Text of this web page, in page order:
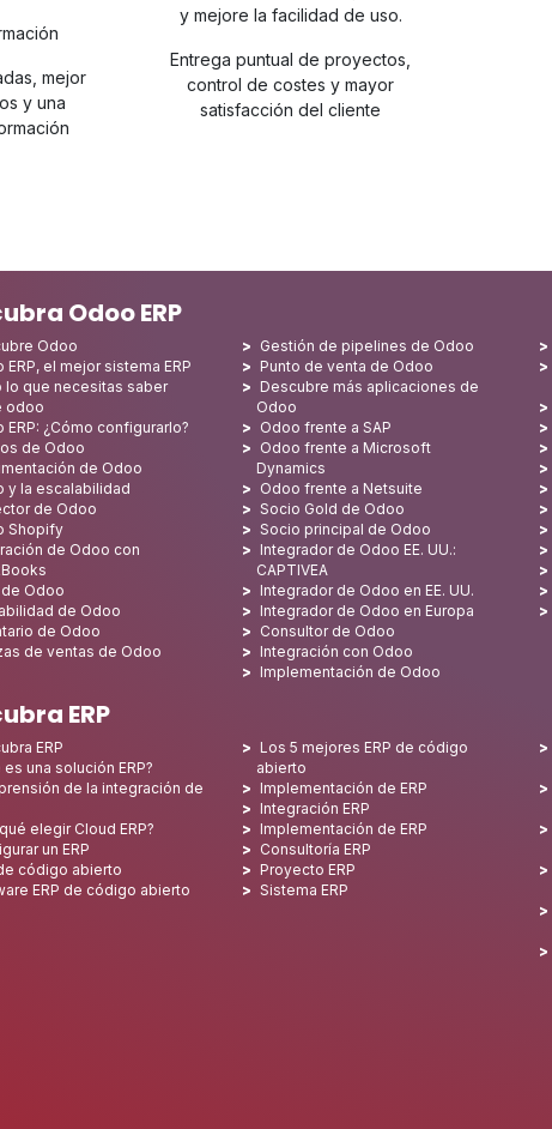
mejor
y una
y mejore la facilidad de uso.
Entrega puntual de proyectos,
control de costes y mayor
satisfacción del cliente
Odoo ERP
Odoo
ERP, el mejor sistema ERP
lo que necesitas saber
odoo
ERP: ¿Cómo configurarlo?
de Odoo
de Odoo
y la escalabilidad
de Odoo
Shopify
de Odoo con
de Odoo
de Odoo
de Odoo
de ventas de Odoo
Gestión de pipelines de Odoo
Punto de venta de Odoo
Descubre más aplicaciones de
Odoo
Odoo frente a SAP
Odoo frente a Microsoft
Dynamics
Odoo frente a Netsuite
Socio Gold de Odoo
Socio principal de Odoo
Integrador de Odoo EE. UU.:
CAPTIVEA
Integrador de Odoo en EE. UU.
Integrador de Odoo en Europa
Consultor de Odoo
Integración con Odoo
Implementación de Odoo
ERP
ERP
es una solución ERP?
de la integración de
elegir Cloud ERP?
un ERP
código abierto
ERP de código abierto
Los 5 mejores ERP de código
abierto
Implementación de ERP
Integración ERP
Implementación de ERP
Consultoría ERP
Proyecto ERP
Sistema ERP